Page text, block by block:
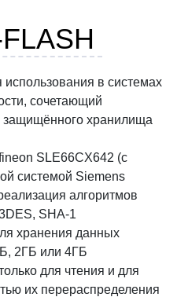
в системах
сочетающий
защищённого хранилища
SLE66CX642 (с
системой Siemens
алгоритмов
SHA-1
хранения данных
2ГБ или 4ГБ
для чтения и для
их перераспределения